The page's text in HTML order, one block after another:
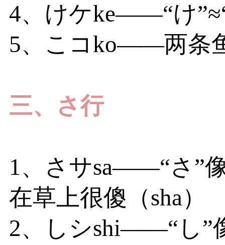
4、けケke——“け
5、こコko——两条
三、さ行
1、さサsa——“さ”
在草上很傻（sha）
2、しシshi——“し”